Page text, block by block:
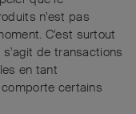
n'est pas
C'est surtout
de transactions
en tant
certains